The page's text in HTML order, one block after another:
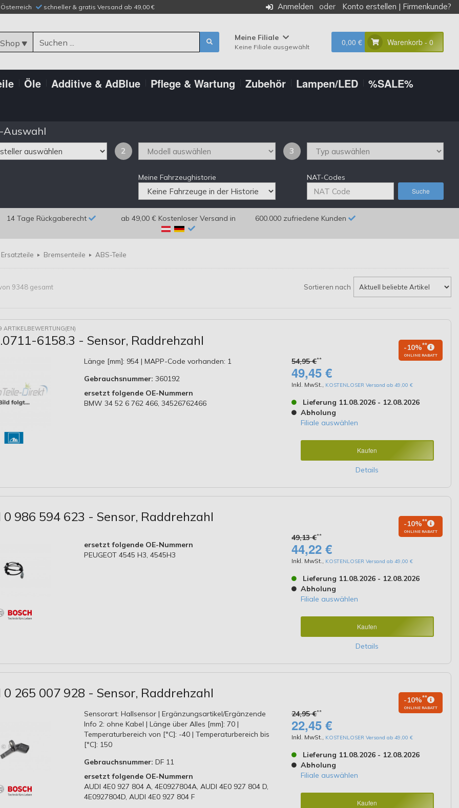
schneller & gratis Versand ab 49,00 € Anmelden Konto erstellen | Firmenkunde?
Meine Filiale
Keine Filiale ausgewählt 0,00 € Warenkorb - 0
Öle Additive & AdBlue Pflege & Wartung Zubehör Lampen/LED
%SALE%
Auswahl
2 3
Meine Fahrzeughistorie NAT-Codes
Suche
14 Tage Rückgaberecht ab 49,00 € Kostenloser Versand in 600.000 zufriedene Kunden
Ersatzteile Bremsenteile ABS-Teile
9348 gesamt Sortieren nach
ARTIKELBEWERTUNG(EN)
6158.3 - Sensor, Raddrehzahl
Länge [mm]: 954 | MAPP-Code vorhanden: 1
Gebrauchsnummer: 360192
ersetzt folgende OE-Nummern
BMW 34 52 6 762 466, 34526762466
54,95 €**
-10%**
ONLINE RABATT
49,45 €
Inkl. MwSt., KOSTENLOSER Versand ab 49,00 €
Lieferung 11.08.2026 - 12.08.2026
Abholung
Filiale auswählen
Kaufen
Details
0 986 594 623 - Sensor, Raddrehzahl
ersetzt folgende OE-Nummern
PEUGEOT 4545 H3, 4545H3
49,13 €**
-10%**
ONLINE RABATT
44,22 €
Inkl. MwSt., KOSTENLOSER Versand ab 49,00 €
Lieferung 11.08.2026 - 12.08.2026
Abholung
Filiale auswählen
Kaufen
Details
0 265 007 928 - Sensor, Raddrehzahl
Sensorart: Hallsensor | Ergänzungsartikel/Ergänzende
Info 2: ohne Kabel | Länge über Alles [mm]: 70 |
Temperaturbereich von [°C]: -40 | Temperaturbereich bis
[°C]: 150
Gebrauchsnummer: DF 11
ersetzt folgende OE-Nummern
AUDI 4E0 927 804 A, 4E0927804A, AUDI 4E0 927 804 D,
4E0927804D, AUDI 4E0 927 804 F
24,95 €**
-10%**
ONLINE RABATT
22,45 €
Inkl. MwSt., KOSTENLOSER Versand ab 49,00 €
Lieferung 11.08.2026 - 12.08.2026
Abholung
Filiale auswählen
Kaufen